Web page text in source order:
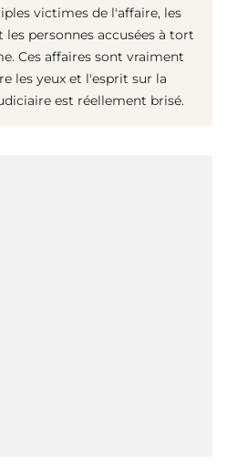
victimes de l'affaire, les
personnes accusées à tort
Ces affaires sont vraiment
les yeux et l'esprit sur la
est réellement brisé.